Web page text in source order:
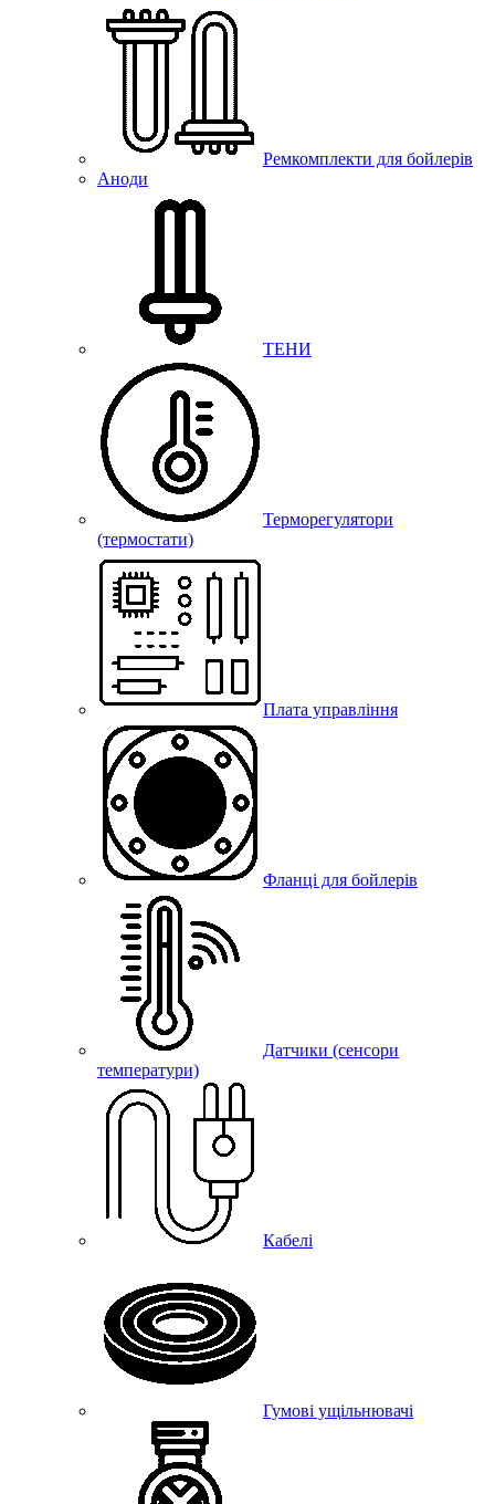
Ремкомплекти для бойлерів
Аноди
ТЕНИ
Терморегулятори
(термостати)
Плата управління
Фланці для бойлерів
Датчики (сенсори
температури)
Кабелі
Гумові ущільнювачі